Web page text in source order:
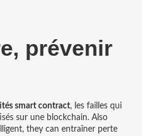
prévenir
smart contract, les failles qui
sur une blockchain. Also
, they can entraîner perte